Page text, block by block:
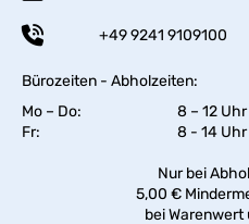
+49 9241 9109100
Bürozeiten - Abholzeiten:
Mo – Do:
8 – 12
Fr:
8 - 14 Uhr
Nur bei
5,00 €
bei